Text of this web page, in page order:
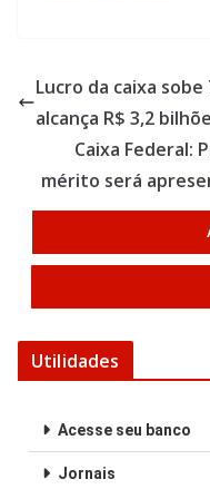
b
o
o
k
er e
Lucro da caixa
alcança R$ 3,2
Caixa Federal:
mérito será
Utilidades
Acesse seu banco
Jornais